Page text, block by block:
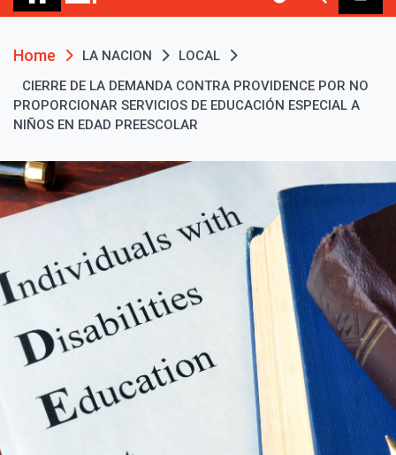
Home LA NACION
LOCAL
CIERRE DE LA DEMANDA CONTRA PROVIDENCE POR NO
PROPORCIONAR SERVICIOS DE EDUCACIÓN ESPECIAL A
NIÑOS EN EDAD PREESCOLAR